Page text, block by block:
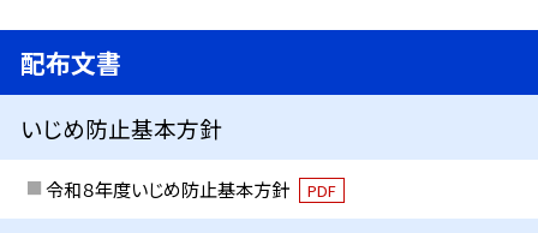
配布文書
いじめ防止基本方針
令和８年度いじめ防止基本方針 PDF